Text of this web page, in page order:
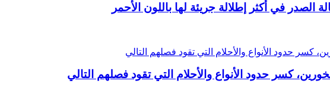
في أكثر إطلالة جريئة لها باللون الأحمر
كسر حدود الأنواع والأحلام التي تقود فصلهم التالي